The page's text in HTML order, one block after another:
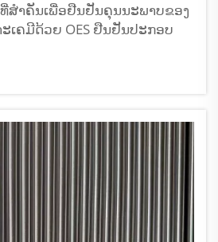
ສຳຄັນເພື່ອຢືນຢັນຄຸນນະພາບຂອງ
ເຄມີດ້ວຍ OES ຢືນຢັນປະກອບ
ວັດແທກໄດ້ຈິງຕາມແຕ່ລະຄັ້ງທີ່ຖືກ
ບຢືນຢັນທີ່ສະແດງເຖິງຂອບເຂດ
ເລກທີ່ວັດແທກໄດ້ຈິງ. ການທົດ
ເກີດການເปลີ່ຍນຮູບຮ່າງ...